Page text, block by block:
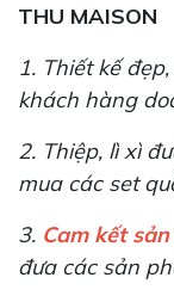
THU MAISON
1. Thiết kế
khách hàng
2. Thiệp, lì xì
mua các set
3. Cam kết
đưa các sản